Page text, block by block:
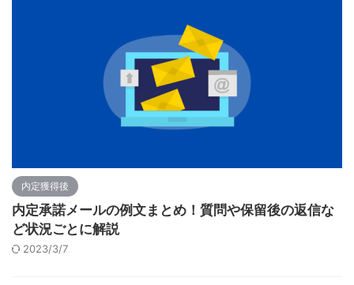
内定獲得後
内定承諾メールの例文まとめ！質問や保留後の返信な
ど状況ごとに解説
2023/3/7